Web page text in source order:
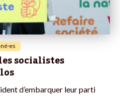
socialistes
d’embarquer leur parti